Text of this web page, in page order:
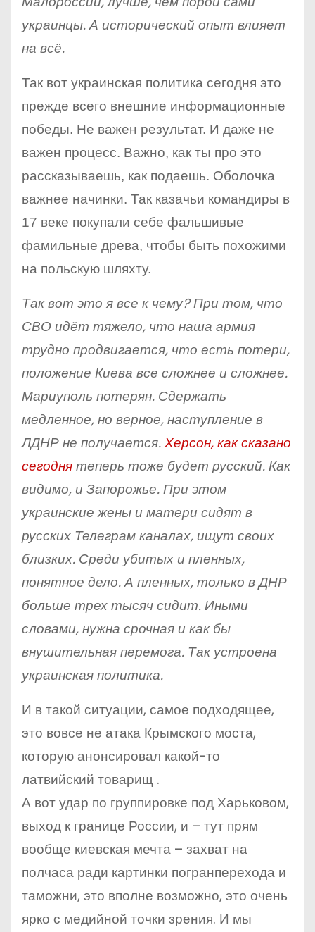
украинцы. А исторический опыт влияет
на всё.
Так вот украинская политика сегодня это
прежде всего внешние информационные
победы. Не важен результат. И даже не
важен процесс. Важно, как ты про это
рассказываешь, как подаешь. Оболочка
важнее начинки. Так казачьи командиры в
17 веке покупали себе фальшивые
фамильные древа, чтобы быть похожими
на польскую шляхту.
Так вот это я все к чему? При том, что
СВО идёт тяжело, что наша армия
трудно продвигается, что есть потери,
положение Киева все сложнее и сложнее.
Мариуполь потерян. Сдержать
медленное, но верное, наступление в
ЛДНР не получается.Херсон, как сказано
сегоднятеперь тоже будет русский. Как
видимо, и Запорожье. При этом
украинские жены и матери сидят в
русских Телеграм каналах, ищут своих
близких. Среди убитых и пленных,
понятное дело. А пленных, только в ДНР
больше трех тысяч сидит. Иными
словами, нужна срочная и как бы
внушительная перемога. Так устроена
украинская политика.
И в такой ситуации, самое подходящее,
это вовсе не атака Крымского моста,
которую анонсировал какой-то
латвийский товарищ .
А вот удар по группировке под Харьковом,
выход к границе России, и – тут прям
вообще киевская мечта – захват на
полчаса ради картинки погранперехода и
таможни, это вполне возможно, это очень
ярко с медийной точки зрения. И мы